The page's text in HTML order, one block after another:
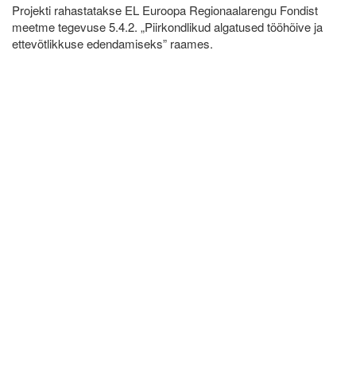
Projekti rahastatakse EL Euroopa Regionaalarengu Fondist
meetme tegevuse 5.4.2. „Piirkondlikud algatused tööhõive ja
ettevõtlikkuse edendamiseks” raames.